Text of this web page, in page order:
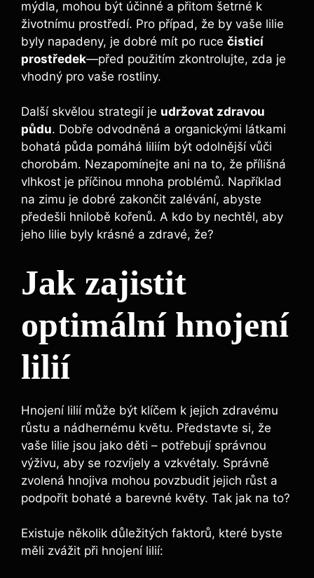
mýdla, mohou být účinné a přitom šetrné k
životnímu prostředí. Pro případ, že by vaše lilie
byly napadeny, je dobré mít po ruce čisticí
prostředek—před použitím zkontrolujte, zda je
vhodný pro vaše rostliny.
Další skvělou strategií je udržovat zdravou
půdu. Dobře odvodněná a organickými látkami
bohatá půda pomáhá liliím být odolnější vůči
chorobám. Nezapomínejte ani na to, že přílišná
vlhkost je příčinou mnoha problémů. Například
na zimu je dobré zakončit zalévání, abyste
předešli hnilobě kořenů. A kdo by nechtěl, aby
jeho lilie byly krásné a zdravé, že?
Jak zajistit
optimální hnojení
lilií
Hnojení lilií může být klíčem k jejich zdravému
růstu a nádhernému květu. Představte si, že
vaše lilie jsou jako děti – potřebují správnou
výživu, aby se rozvíjely a vzkvétaly. Správně
zvolená hnojiva mohou povzbudit jejich růst a
podpořit bohaté a barevné květy. Tak jak na to?
Existuje několik důležitých faktorů, které byste
měli zvážit při hnojení lilií: